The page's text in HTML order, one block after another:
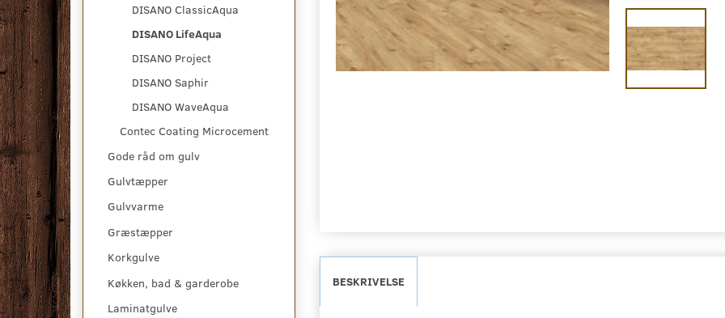
DISANO ClassicAqua
DISANO LifeAqua
DISANO Project
DISANO Saphir
DISANO WaveAqua
Contec Coating Microcement
Gode råd om gulv
Gulvtæpper
Gulvvarme
Græstæpper
Korkgulve
Køkken, bad & garderobe
Laminatgulve
BESKRIVELSE